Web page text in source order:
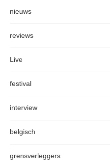
nieuws
reviews
Live
festival
interview
belgisch
grensverleggers